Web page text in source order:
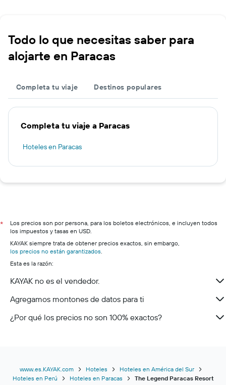
Todo lo que necesitas saber para
alojarte en Paracas
Completa tu viaje Destinos populares
Completa tu viaje a Paracas
Hoteles en Paracas
*
Los precios son por persona, para los boletos electrónicos, e incluyen todos
los impuestos y tasas en USD.
KAYAK siempre trata de obtener precios exactos, sin embargo,
los precios no están garantizados.
Esta es la razón:
KAYAK no es el vendedor.
Agregamos montones de datos para ti
¿Por qué los precios no son 100% exactos?
www.es.KAYAK.com Hoteles
Hoteles en América del Sur
Hoteles en Perú
Hoteles en Paracas The Legend Paracas Resort